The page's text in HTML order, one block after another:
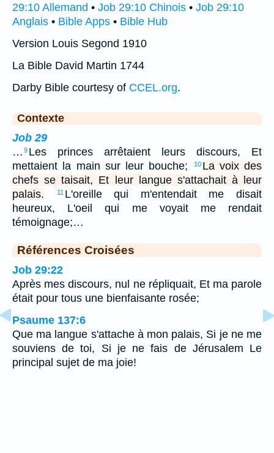
29:10 Allemand • Job 29:10 Chinois • Job 29:10
Anglais • Bible Apps • Bible Hub
Version Louis Segond 1910
La Bible David Martin 1744
Darby Bible courtesy of CCEL.org.
Contexte
Job 29
… 9 Les princes arrêtaient leurs discours, Et
mettaient la main sur leur bouche;
10 La voix des
chefs se taisait, Et leur langue s'attachait à leur
palais.
11 L'oreille qui m'entendait me disait
heureux, L'oeil qui me voyait me rendait
témoignage;…
Références Croisées
Job 29:22
Après mes discours, nul ne répliquait, Et ma parole
était pour tous une bienfaisante rosée;
Psaume 137:6
Que ma langue s'attache à mon palais, Si je ne me
souviens de toi, Si je ne fais de Jérusalem Le
principal sujet de ma joie!